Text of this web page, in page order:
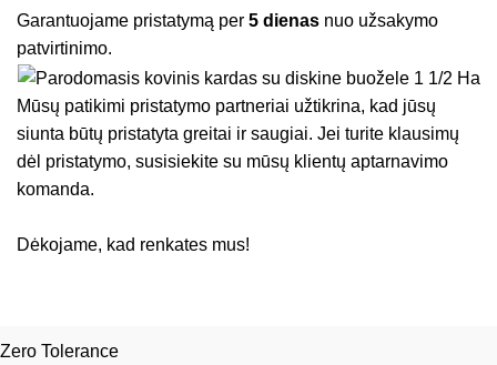
Garantuojame pristatymą per5 dienas nuo užsakymo
patvirtinimo.
Mūsų patikimi pristatymo partneriai užtikrina, kad jūsų
siunta būtų pristatyta greitai ir saugiai. Jei turite klausimų
dėl pristatymo, susisiekite su mūsų klientų aptarnavimo
komanda.
Dėkojame, kad renkates mus!
Zero Tolerance